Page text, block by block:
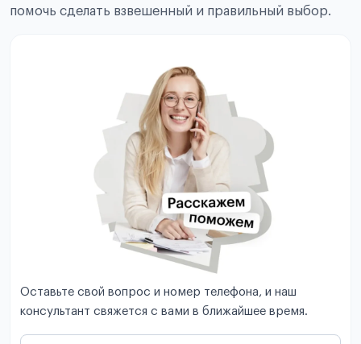
помочь сделать взвешенный и правильный выбор.
Оставьте свой вопрос и номер телефона, и наш
консультант свяжется с вами в ближайшее время.